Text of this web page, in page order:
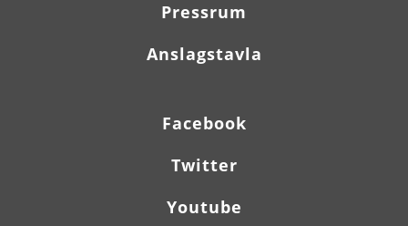
Pressrum
Anslagstavla
Facebook
Twitter
Youtube